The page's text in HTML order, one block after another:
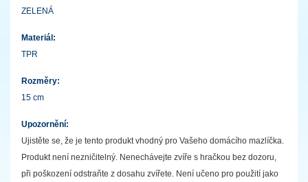
ZELENÁ
Materiál:
TPR
Rozměry:
15 cm
Upozornění:
Ujistěte se, že je tento produkt vhodný pro Vašeho domácího mazlíčka.
Produkt není nezničitelný. Nenechávejte zvíře s hračkou bez dozoru,
při poškození odstraňte z dosahu zvířete. Není učeno pro použití jako